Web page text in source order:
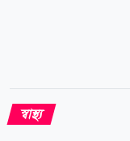
স্বাস্থ্য